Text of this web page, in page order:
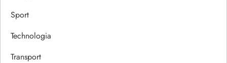
Sport
Technologia
Transport